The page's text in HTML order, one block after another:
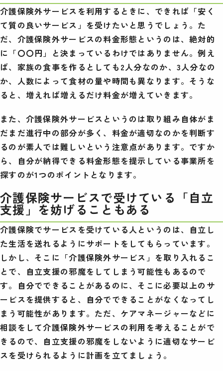
介護保険外サービスを利用するときに、できれば「安く
て質の良いサービス」を受けたいと思うでしょう。た
だ、介護保険外サービスの料金形態というのは、絶対的
に「〇〇円」と決まっているわけではありません。例え
ば、家族の食事を作るとしても2人分なのか、3人分なの
か、人数によって食材の量や時間も異なります。そうな
ると、増えれば増えるだけ料金が増えていきます。
また、介護保険外サービスというのは取り組み自体がま
だまだ進行中の部分が多く、料金が適切なのかを判断す
るのが素人では難しいという注意点があります。ですか
ら、自分が納得できる料金形態を提示している事業所を
探すのが1つのポイントとなります。
介護保険サービスで受けている「自立
支援」を妨げることもある
介護保険でサービスを受けている人というのは、自立し
た生活を送れるようにサポートをしてもらっています。
しかし、そこに「介護保険外サービス」を取り入れるこ
とで、自立支援の邪魔をしてしまう可能性もあるので
す。自分でできることがあるのに、そこに必要以上のサ
ービスを提供すると、自分でできることがなくなってし
まう可能性があります。ただ、ケアマネージャーなどに
相談をして介護保険外サービスの利用を考えることがで
きるので、自立支援の邪魔をしないように適切なサービ
スを受けられるように計画を立てましょう。